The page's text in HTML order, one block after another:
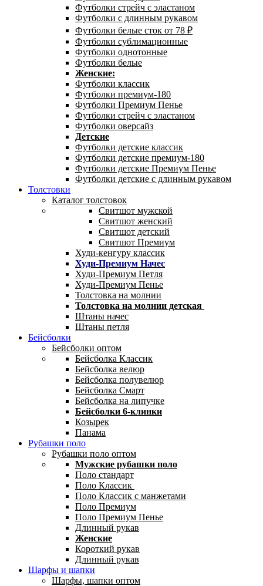
Футболки стрейч с эластаном
Футболки с длинным рукавом
Футболки белые сток от 78 ₽
Футболки сублимационные
Футболки однотонные
Футболки белые
Женские:
Футболки классик
Футболки премиум-180
Футболки Премиум Пенье
Футболки стрейч с эластаном
Футболки оверсайз
Детские
Футболки детские классик
Футболки детские премиум-180
Футболки детские Премиум Пенье
Футболки детские с длинным рукавом
Толстовки
Каталог толстовок
Свитшот мужской
Свитшот женский
Свитшот детский
Свитшот Премиум
Худи-кенгуру классик
Худи-Премиум Начес
Худи-Премиум Петля
Худи-Премиум Пенье
Толстовка на молнии
Толстовка на молнии детская
Штаны начес
Штаны петля
Бейсболки
Бейсболки оптом
Бейсболка Классик
Бейсболка велюр
Бейсболка полувелюр
Бейсболка Смарт
Бейсболка на липучке
Бейсболки 6-клинки
Козырек
Панама
Рубашки поло
Рубашки поло оптом
Мужские рубашки поло
Поло стандарт
Поло Классик
Поло Классик с манжетами
Поло Премиум
Поло Премиум Пенье
Длинный рукав
Женские
Короткий рукав
Длинный рукав
Шарфы и шапки
Шарфы, шапки оптом